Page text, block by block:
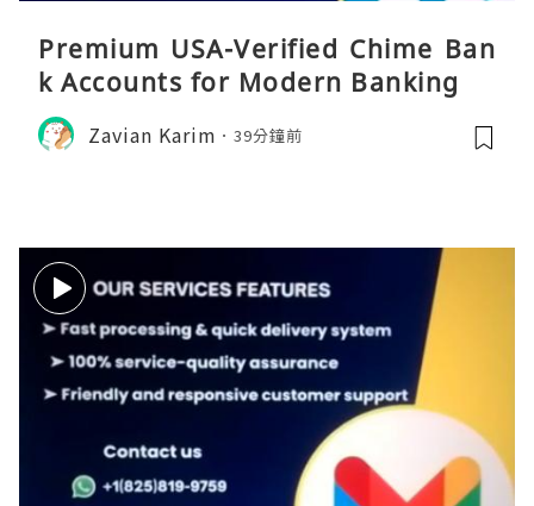
Premium USA-Verified Chime Ban
k Accounts for Modern Banking
Zavian Karim 39分鐘前